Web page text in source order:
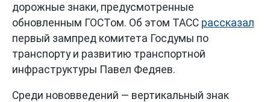
дорожные знаки, предусмотренные
обновленным ГОСТом. Об этом ТАСС рассказал
первый зампред комитета Госдумы по
транспорту и развитию транспортной
инфраструктуры Павел Федяев.
Среди нововведений — вертикальный знак